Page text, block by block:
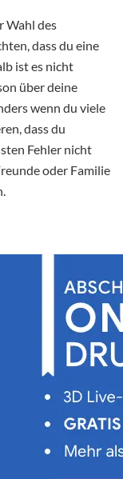
Wahl des
dass du eine
ist es nicht
über deine
wenn du viele
dass du
Fehler nicht
oder Familie